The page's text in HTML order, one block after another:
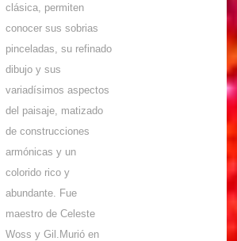
clásica, permiten
conocer sus sobrias
pinceladas, su refinado
dibujo y sus
variadísimos aspectos
del paisaje, matizado
de construcciones
armónicas y un
colorido rico y
abundante. Fue
maestro de Celeste
Woss y Gil.Murió en